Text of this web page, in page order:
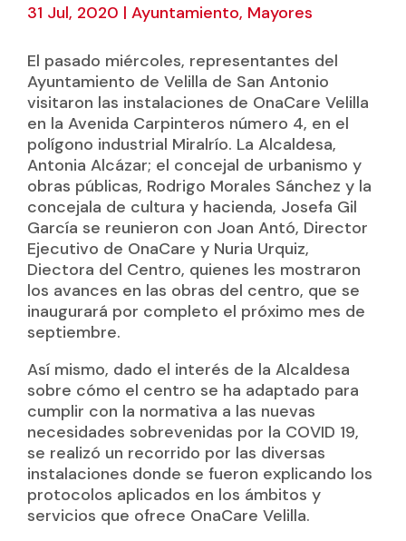
31 Jul, 2020 | Ayuntamiento, Mayores
El pasado miércoles, representantes del
Ayuntamiento de Velilla de San Antonio
visitaron las instalaciones de OnaCare Velilla
en la Avenida Carpinteros número 4, en el
polígono industrial Miralrío. La Alcaldesa,
Antonia Alcázar; el concejal de urbanismo y
obras públicas, Rodrigo Morales Sánchez y la
concejala de cultura y hacienda, Josefa Gil
García se reunieron con Joan Antó, Director
Ejecutivo de OnaCare y Nuria Urquiz,
Diectora del Centro, quienes les mostraron
los avances en las obras del centro, que se
inaugurará por completo el próximo mes de
septiembre.
Así mismo, dado el interés de la Alcaldesa
sobre cómo el centro se ha adaptado para
cumplir con la normativa a las nuevas
necesidades sobrevenidas por la COVID 19,
se realizó un recorrido por las diversas
instalaciones donde se fueron explicando los
protocolos aplicados en los ámbitos y
servicios que ofrece OnaCare Velilla.